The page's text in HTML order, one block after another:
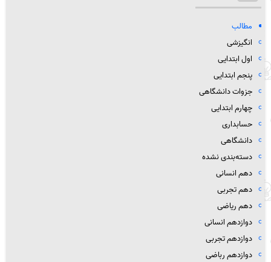
مطالب
انگیزشی
اول ابتدایی
پنجم ابتدایی
جزوات دانشگاهی
چهارم ابتدایی
حسابداری
دانشگاهی
دسته‌بندی نشده
دهم انسانی
دهم تجربی
دهم ریاضی
دوازدهم انسانی
دوازدهم تجربی
دوازدهم رباضی